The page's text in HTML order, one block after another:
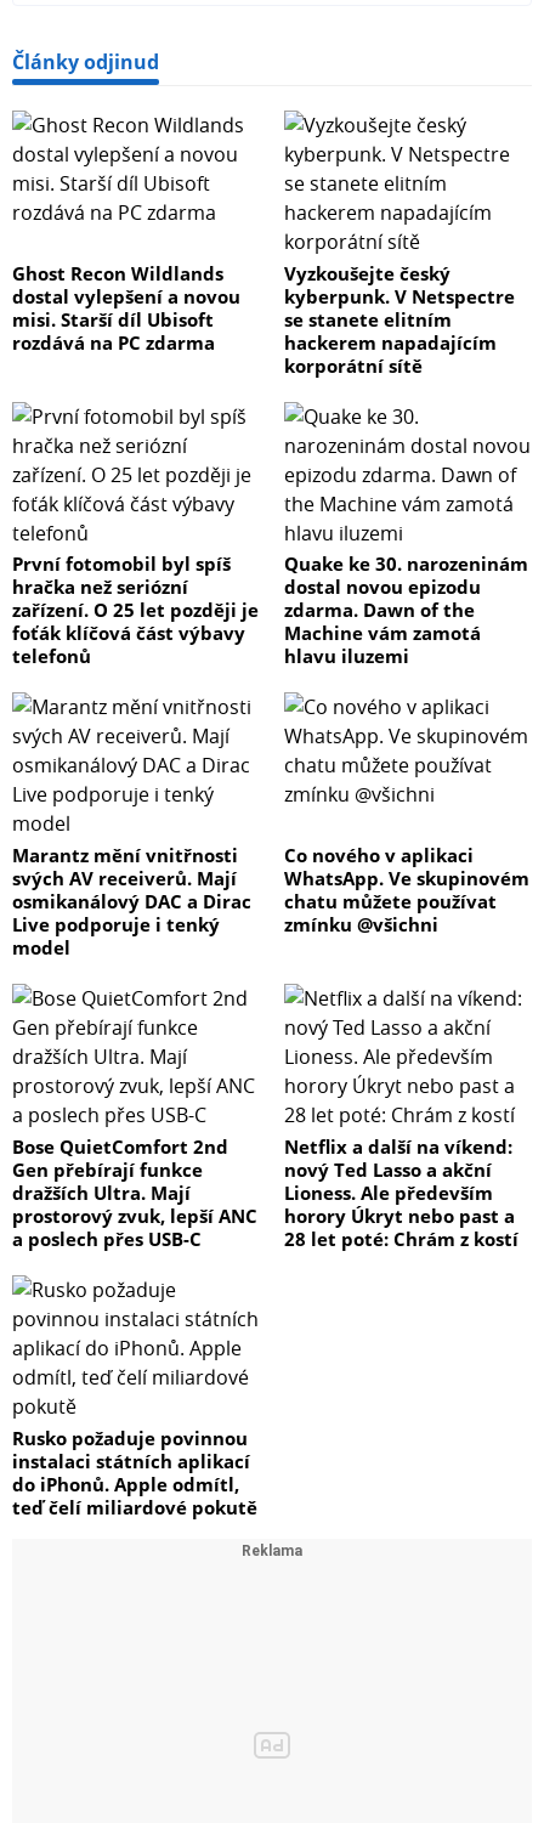
Články odjinud
Ghost Recon Wildlands
dostal vylepšení a novou
misi. Starší díl Ubisoft
rozdává na PC zdarma
Vyzkoušejte český
kyberpunk. V Netspectre
se stanete elitním
hackerem napadajícím
korporátní sítě
První fotomobil byl spíš
hračka než seriózní
zařízení. O 25 let později je
foťák klíčová část výbavy
telefonů
Quake ke 30. narozeninám
dostal novou epizodu
zdarma. Dawn of the
Machine vám zamotá
hlavu iluzemi
Marantz mění vnitřnosti
svých AV receiverů. Mají
osmikanálový DAC a Dirac
Live podporuje i tenký
model
Co nového v aplikaci
WhatsApp. Ve skupinovém
chatu můžete používat
zmínku @všichni
Bose QuietComfort 2nd
Gen přebírají funkce
dražších Ultra. Mají
prostorový zvuk, lepší ANC
a poslech přes USB-C
Netflix a další na víkend:
nový Ted Lasso a akční
Lioness. Ale především
horory Úkryt nebo past a
28 let poté: Chrám z kostí
Rusko požaduje povinnou
instalaci státních aplikací
do iPhonů. Apple odmítl,
teď čelí miliardové pokutě